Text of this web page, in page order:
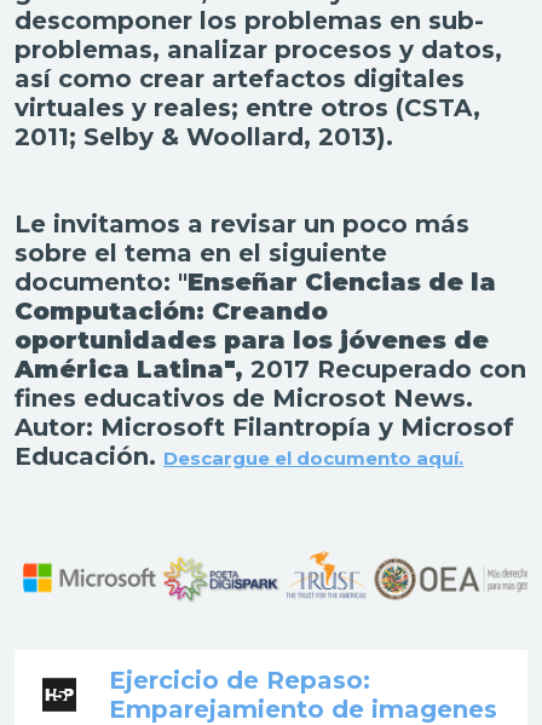
descomponer los problemas en sub-
problemas, analizar procesos y datos,
así como crear artefactos digitales
virtuales y reales; entre otros (CSTA,
2011; Selby & Woollard, 2013).
Le invitamos a revisar un poco más
sobre el tema en el siguiente
documento: "Enseñar Ciencias de la
Computación: Creando
oportunidades para los jóvenes de
América Latina", 2017 Recuperado con
fines educativos de Microsot News.
Autor: Microsoft Filantropía y Microsof
Educación. Descargue el documento aquí.
Ejercicio de Repaso:
Emparejamiento de imagenes